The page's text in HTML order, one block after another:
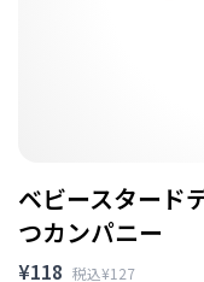
ベビースタード
つカンパニー
¥118 税込¥127